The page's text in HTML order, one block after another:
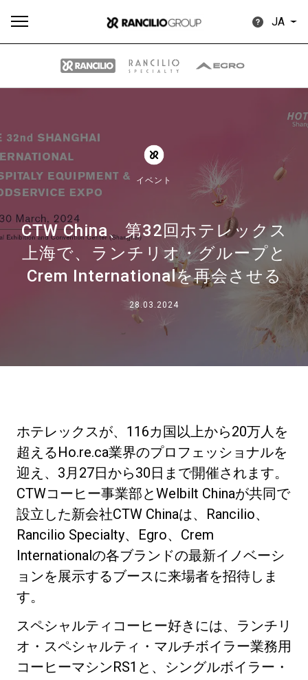
JA
イベント
CTW China、第32回ホテレックス
上海で、ランチリオ・グループと
Crem Internationalを再会させる
28.03.2024
ホテレックスが、116カ国以上から20万人を
超えるHo.re.ca業界のプロフェッショナルを
迎え、3月27日から30日まで開催されます。
CTWコーヒー事業部とWelbilt Chinaが共同で
設立した新会社CTW Chinaは、Rancilio、
Rancilio Specialty、Egro、Crem
Internationalの各ブランドの最新イノベーシ
ョンを展示するブースに来場者を招待しま
す。
スペシャルティコーヒー好きには、ランチリ
オ・スペシャルティ・マルチボイラー業務用
コーヒーマシンRS1と、シングルボイラー・
べ
て
製品
Our brands
研究室紹介
サスティナビリティ
接続
お問い合わせ